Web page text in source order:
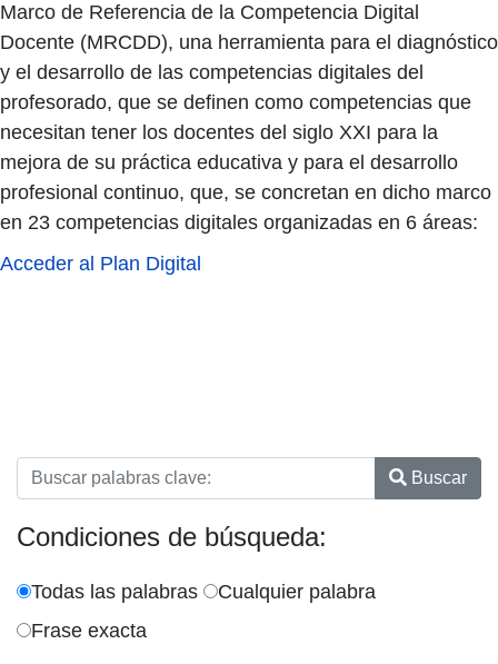
Marco de Referencia de la Competencia Digital
Docente (MRCDD), una herramienta para el diagnóstico
y el desarrollo de las competencias digitales del
profesorado, que se definen como competencias que
necesitan tener los docentes del siglo XXI para la
mejora de su práctica educativa y para el desarrollo
profesional continuo, que, se concretan en dicho marco
en 23 competencias digitales organizadas en 6 áreas:
Acceder al Plan Digital
Buscar
Condiciones de búsqueda:
Todas las palabras
Cualquier palabra
Frase exacta